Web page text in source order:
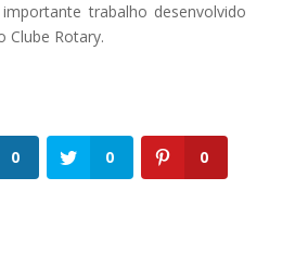
trabalho desenvolvido
Clube Rotary.
0 0 0